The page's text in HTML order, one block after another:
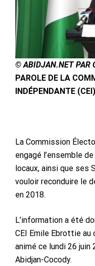
© ABIDJAN.NET PAR
PAROLE DE LA
INDÉPENDANTE
La Commission
engagé l’ensemble
locaux, ainsi que ses
vouloir reconduire le
en 2018.
L’information a été
CEI Emile Ebrottie au
animé ce lundi 26
Abidjan-Cocody.